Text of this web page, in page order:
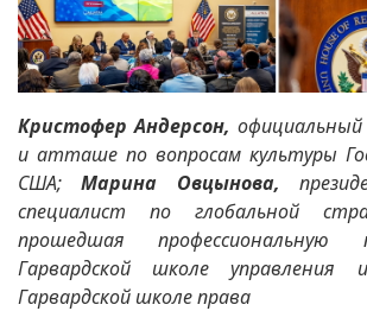
Кристофер Андерсон,
и атташе по вопросам культуры
США;Марина Овцынова,
специалист по глобальной
прошедшая профессиональную
Гарвардской школе
Гарвардской школе права